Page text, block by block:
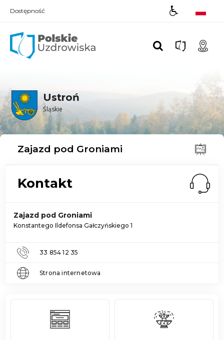
Dostępność
Ustroń
Śląskie
Zajazd pod Groniami
Kontakt
Zajazd pod Groniami
Konstantego Ildefonsa Gałczyńskiego 1
33 854 12 35
Strona internetowa